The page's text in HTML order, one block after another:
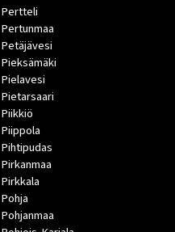
Pertteli
Pertunmaa
Petäjävesi
Pieksämäki
Pielavesi
Pietarsaari
Piikkiö
Piippola
Pihtipudas
Pirkanmaa
Pirkkala
Pohja
Pohjanmaa